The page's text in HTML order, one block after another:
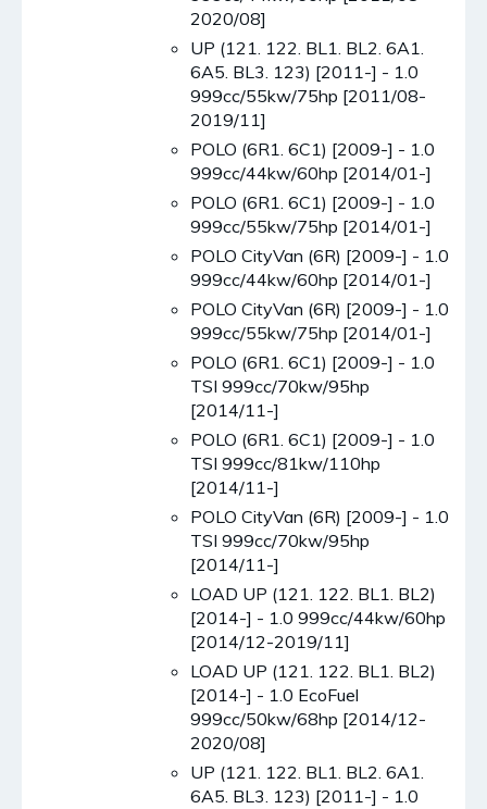
2020/08]
UP (121. 122. BL1. BL2. 6A1.
6A5. BL3. 123) [2011-] - 1.0
999cc/55kw/75hp [2011/08-
2019/11]
POLO (6R1. 6C1) [2009-] - 1.0
999cc/44kw/60hp [2014/01-]
POLO (6R1. 6C1) [2009-] - 1.0
999cc/55kw/75hp [2014/01-]
POLO CityVan (6R) [2009-] - 1.0
999cc/44kw/60hp [2014/01-]
POLO CityVan (6R) [2009-] - 1.0
999cc/55kw/75hp [2014/01-]
POLO (6R1. 6C1) [2009-] - 1.0
TSI 999cc/70kw/95hp
[2014/11-]
POLO (6R1. 6C1) [2009-] - 1.0
TSI 999cc/81kw/110hp
[2014/11-]
POLO CityVan (6R) [2009-] - 1.0
TSI 999cc/70kw/95hp
[2014/11-]
LOAD UP (121. 122. BL1. BL2)
[2014-] - 1.0 999cc/44kw/60hp
[2014/12-2019/11]
LOAD UP (121. 122. BL1. BL2)
[2014-] - 1.0 EcoFuel
999cc/50kw/68hp [2014/12-
2020/08]
UP (121. 122. BL1. BL2. 6A1.
6A5. BL3. 123) [2011-] - 1.0